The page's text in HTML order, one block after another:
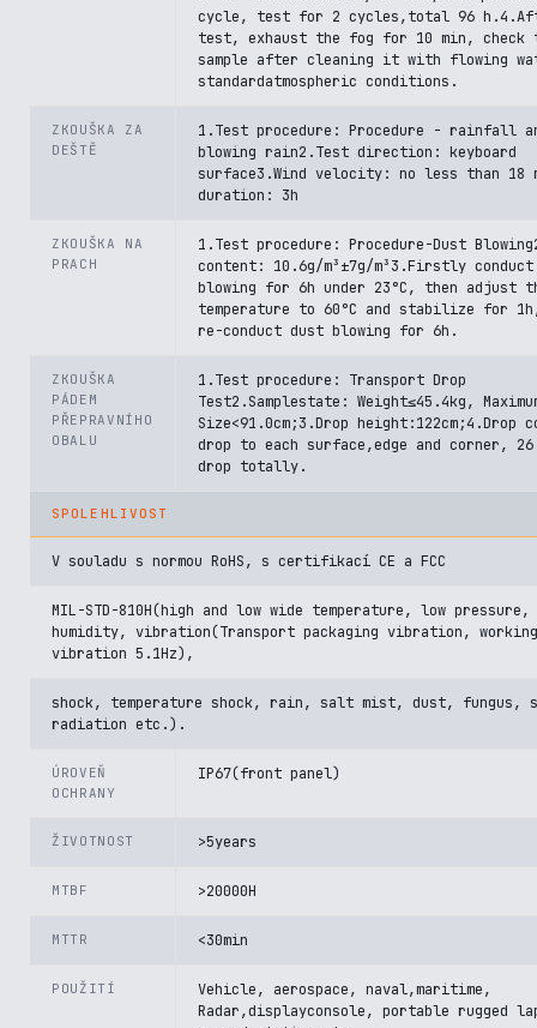
cycle, test for 2 cycles,total 96
test, exhaust the fog for 10 min, check
sample after cleaning it with flowing
standardatmospheric conditions.
ZKOUŠKA ZA
DEŠTĚ
1.Test procedure: Procedure - rainfall
blowing rain2.Test direction: keyboard
surface3.Wind velocity: no less than 18
duration: 3h
ZKOUŠKA NA
PRACH
1.Test procedure: Procedure-Dust
content: 10.6g/m³±7g/m³3.Firstly
blowing for 6h under 23°C, then adjust
temperature to 60°C and stabilize for
re-conduct dust blowing for 6h.
ZKOUŠKA
PÁDEM
PŘEPRAVNÍHO
OBALU
1.Test procedure: Transport Drop
Test2.Samplestate: Weight≤45.4kg,
Size<91.0cm;3.Drop height:122cm;4.Drop
drop to each surface,edge and corner,
drop totally.
SPOLEHLIVOST
V souladu s normou RoHS, s certifikací CE a FCC
MIL-STD-810H(high and low wide temperature, low pressure,
humidity, vibration(Transport packaging vibration, working
vibration 5.1Hz),
shock, temperature shock, rain, salt mist, dust, fungus,
radiation etc.).
ÚROVEŇ
OCHRANY
IP67(front panel)
ŽIVOTNOST >5years
MTBF >20000H
MTTR <30min
POUŽITÍ
Vehicle, aerospace, naval,maritime,
Radar,displayconsole, portable rugged